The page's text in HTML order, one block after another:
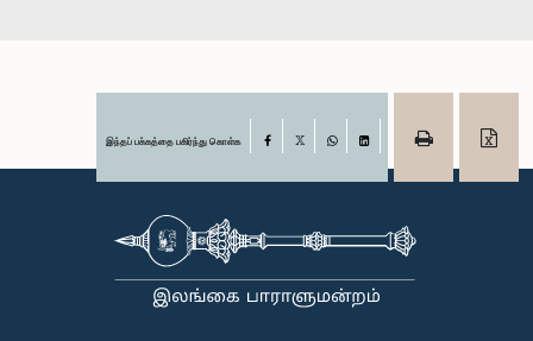
இந்தப் பக்கத்தை பகிர்ந்து கொள்க Facebook